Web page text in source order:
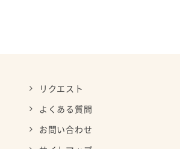
リクエスト
よくある質問
お問い合わせ